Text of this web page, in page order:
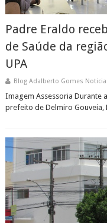
Padre Eraldo
de Saúde da
UPA
Blog Adalberto Gomes
Imagem Assessoria Durante
prefeito de Delmiro Gouveia,